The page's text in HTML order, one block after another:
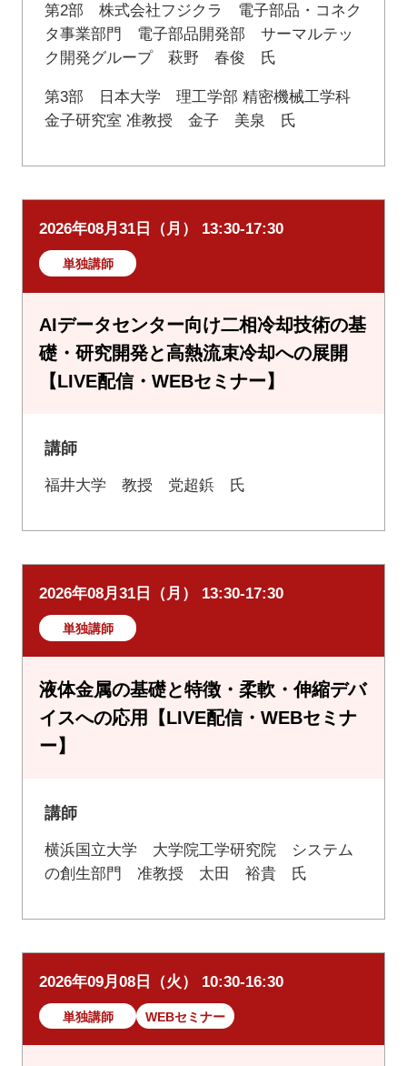
第2部 株式会社フジクラ 電子部品・コネク
タ事業部門 電子部品開発部 サーマルテッ
ク開発グループ 萩野 春俊 氏
第3部 日本大学 理工学部 精密機械工学科
金子研究室 准教授 金子 美泉 氏
2026年08月31日（月） 13:30-17:30
単独講師
AIデータセンター向け二相冷却技術の基
礎・研究開発と高熱流束冷却への展開
【LIVE配信・WEBセミナー】
講師
福井大学 教授 党超鋲 氏
2026年08月31日（月） 13:30-17:30
単独講師
液体金属の基礎と特徴・柔軟・伸縮デバ
イスへの応用【LIVE配信・WEBセミナ
ー】
講師
横浜国立大学 大学院工学研究院 システム
の創生部門 准教授 太田 裕貴 氏
2026年09月08日（火） 10:30-16:30
単独講師 WEBセミナー